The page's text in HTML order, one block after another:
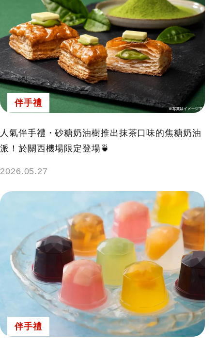
伴手禮
人氣伴手禮・砂糖奶油樹推出抹茶口味的焦糖奶油
派！於關西機場限定登場🍵
2026.05.27
伴手禮